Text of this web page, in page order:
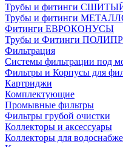
Трубы и фитинги
Трубы и фитинги
Фитинги ЕВРОКОНУСЫ
Трубы и Фитинги
Фильтрация
Системы фильтрации под
Фильтры и Корпусы для
Картриджи
Комплектующие
Промывные фильтры
Фильтры грубой очистки
Коллекторы и аксессуары
Коллекторы для